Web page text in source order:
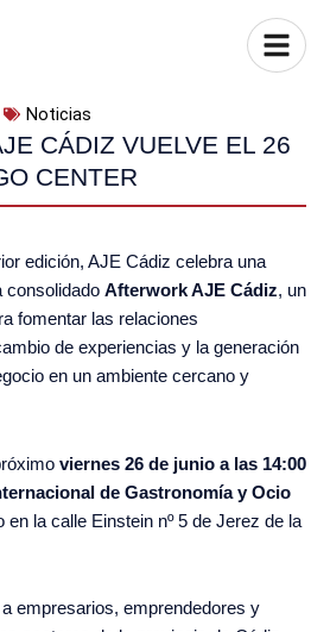
Noticias
CÁDIZ VUELVE EL 26
CENTER
edición, AJE Cádiz celebra una
consolidado Afterwork AJE Cádiz, un
fomentar las relaciones
de experiencias y la generación
en un ambiente cercano y
viernes 26 de junio a las 14:00
de Gastronomía y Ocio
en la calle Einstein nº 5 de Jerez de la
empresarios, emprendedores y